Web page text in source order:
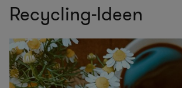
Recycling-Ideen